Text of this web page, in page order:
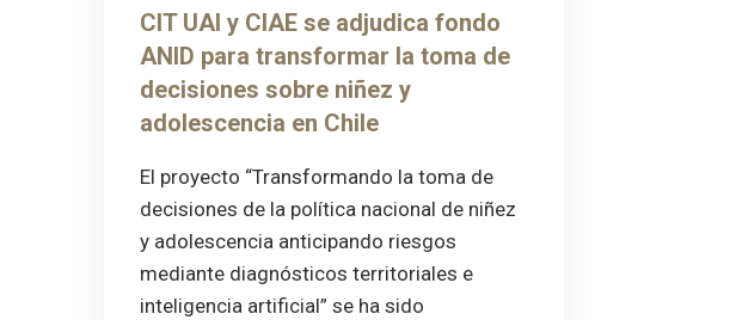
CIT UAI y CIAE se adjudica fondo
ANID para transformar la toma de
decisiones sobre niñez y
adolescencia en Chile
El proyecto “Transformando la toma de
decisiones de la política nacional de niñez
y adolescencia anticipando riesgos
mediante diagnósticos territoriales e
inteligencia artificial” se ha sido